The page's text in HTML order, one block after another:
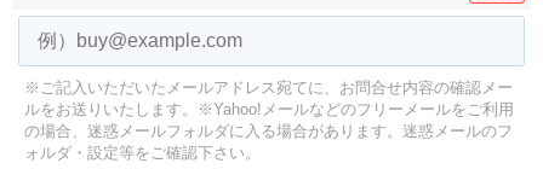
※ご記入いただいたメールアドレス宛てに、お問合せ内容の確認メー
ルをお送りいたします。
※Yahoo!メールなどのフリーメールをご利用
の場合、迷惑メールフォルダに入る場合があります。 迷惑メールのフ
ォルダ・設定等をご確認下さい。